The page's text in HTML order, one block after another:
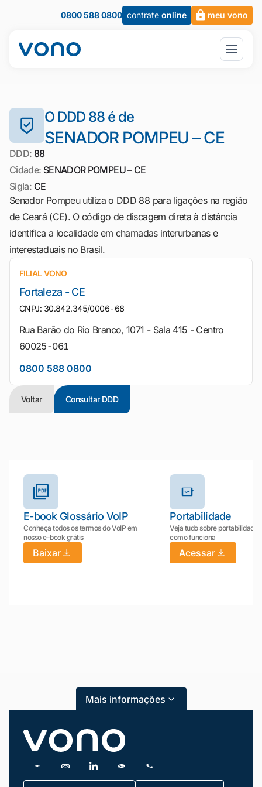
0800 588 0800 contrate online meu vono
O DDD 88 é de
SENADOR POMPEU – CE
DDD: 88
Cidade: SENADOR POMPEU – CE
Sigla: CE
Senador Pompeu utiliza o DDD 88 para ligações na região
de Ceará (CE). O código de discagem direta à distância
identifica a localidade em chamadas interurbanas e
interestaduais no Brasil.
FILIAL VONO
Fortaleza - CE
CNPJ: 30.842.345/0006-68
Rua Barão do Rio Branco, 1071 - Sala 415 - Centro
60025-061
0800 588 0800
Voltar Consultar DDD
E-book Glossário VoIP
Conheça todos os termos do VoIP em
nosso e-book grátis
Baixar
Portabilidade
Veja tudo sobre portabilidade:
como funciona
Acessar
Mais informações